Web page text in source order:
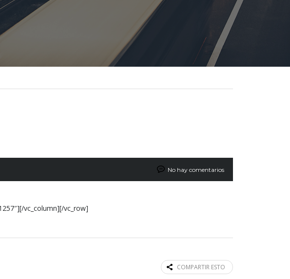
No hay comentarios
vc_column][/vc_row]
COMPARTIR ESTO